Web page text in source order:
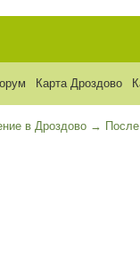
Карта Дроздово
в Дроздово →